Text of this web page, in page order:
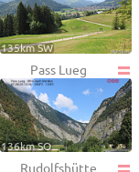
135km SW
Pass Lueg
136km SO
Rudolfshütte